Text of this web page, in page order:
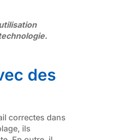
des
correctes dans
ils